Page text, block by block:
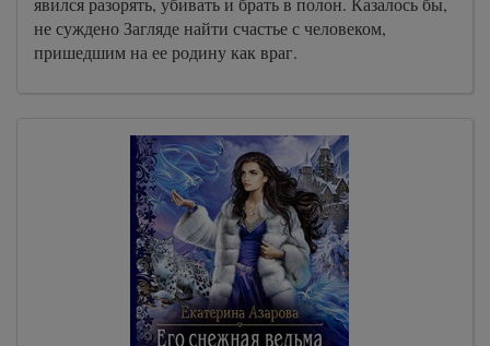
не суждено Загляде найти счастье с человеком,
пришедшим на ее родину как враг.